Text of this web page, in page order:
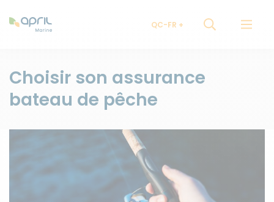
QC-FR
Choisir son assurance
bateau de pêche